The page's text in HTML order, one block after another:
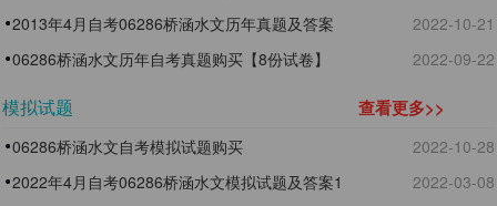
2013年4月自考06286桥涵水文历年真题及答案
2022-10-21
06286桥涵水文历年自考真题购买【8份试卷】
2022-09-22
模拟试题 查看更多>>
06286桥涵水文自考模拟试题购买
2022-10-28
2022年4月自考06286桥涵水文模拟试题及答案1
2022-03-08